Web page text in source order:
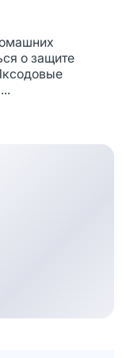
о защите